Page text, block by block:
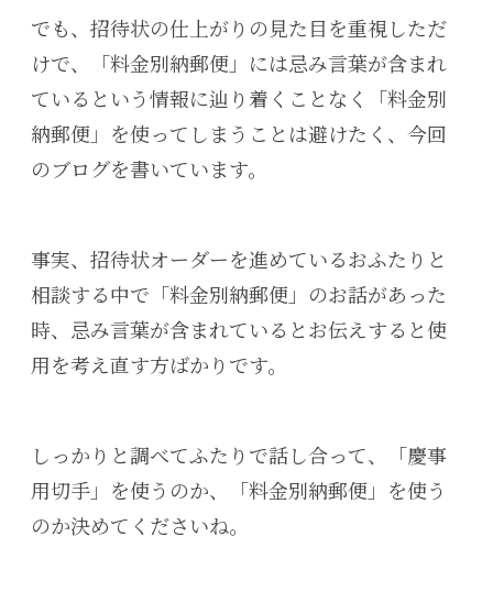
でも、招待状の仕上がりの見た目を重視しただ
けで、「料金別納郵便」には忌み言葉が含まれ
ているという情報に辿り着くことなく「料金別
納郵便」を使ってしまうことは避けたく、今回
のブログを書いています。
事実、招待状オーダーを進めているおふたりと
相談する中で「料金別納郵便」のお話があった
時、忌み言葉が含まれているとお伝えすると使
用を考え直す方ばかりです。
しっかりと調べてふたりで話し合って、「慶事
用切手」を使うのか、「料金別納郵便」を使う
のか決めてくださいね。